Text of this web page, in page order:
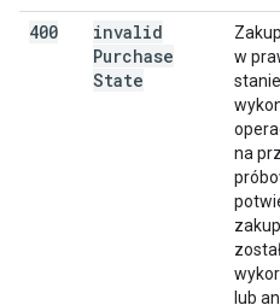
400
invalid
Purchase
State
w
na
lub